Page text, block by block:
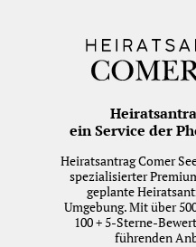
ein Service der
Heiratsantrag Comer
spezialisierter
geplante
Umgebung. Mit über
100 + 5-Sterne-
führenden